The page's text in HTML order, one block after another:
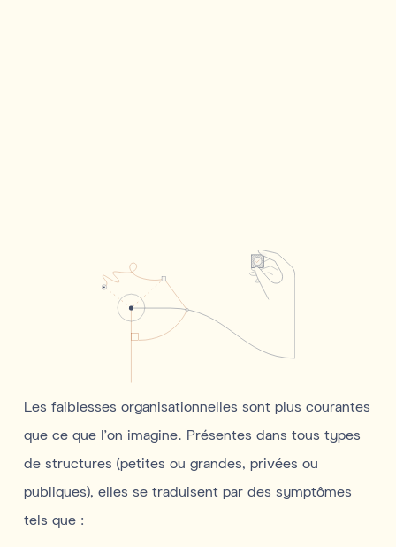
Les faiblesses organisationnelles sont plus courantes
que ce que l’on imagine. Présentes dans tous types
de structures (petites ou grandes, privées ou
publiques), elles se traduisent par des symptômes
tels que :